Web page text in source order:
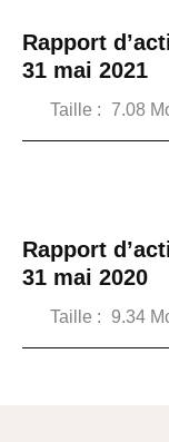
Rapport
31 mai 2021
Taille : 7.08
Rapport
31 mai 2020
Taille : 9.34